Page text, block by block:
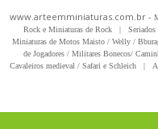
www.arteemminiaturas.com.br -
Rock e Miniaturas de Rock
|
Miniaturas de Motos Maisto / Welly /
de Jogadores / Militares Bonecos/
Cavaleiros medieval / Safari e Schleich
|